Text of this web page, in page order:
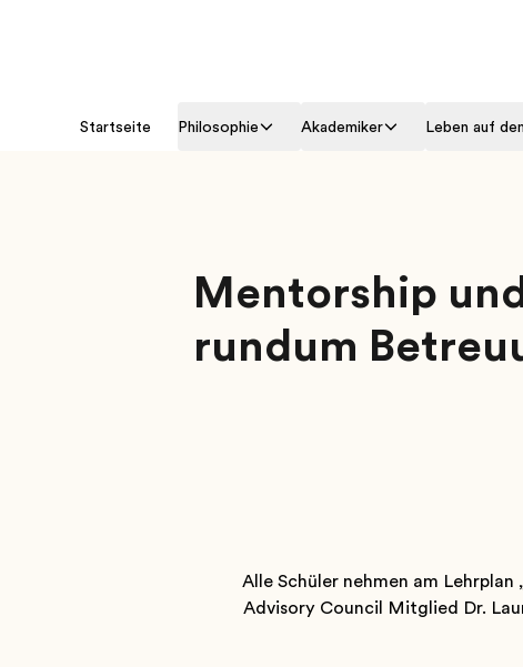
Startseite Philosophie Akademiker Leben auf
Mentorship
rundum
Alle Schüler nehmen am
Advisory Council Mitglied Dr.